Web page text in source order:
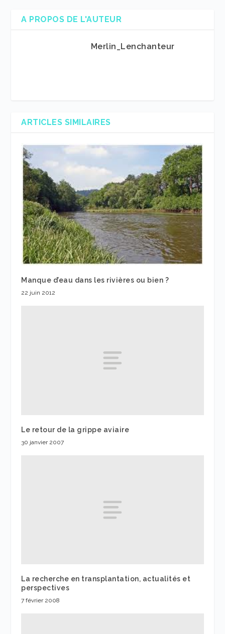
A PROPOS DE L'AUTEUR
Merlin_Lenchanteur
ARTICLES SIMILAIRES
Manque d’eau dans les rivières ou bien ?
22 juin 2012
Le retour de la grippe aviaire
30 janvier 2007
La recherche en transplantation, actualités et
perspectives
7 février 2008